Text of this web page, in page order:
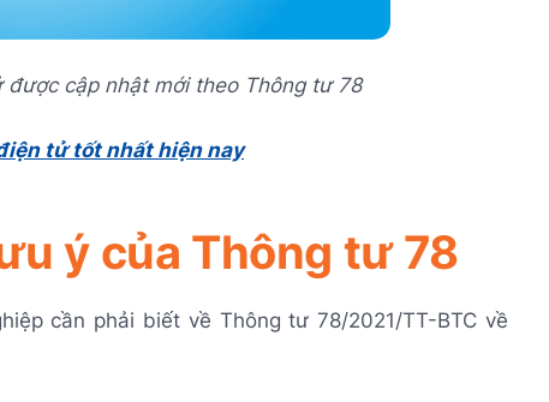
cập nhật mới theo Thông tư 78
tử tốt nhất hiện nay
ý của Thông tư 78
cần phải biết về Thông tư 78/2021/TT-BTC về